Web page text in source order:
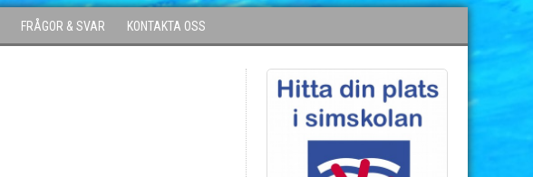
FRÅGOR & SVAR KONTAKTA OSS